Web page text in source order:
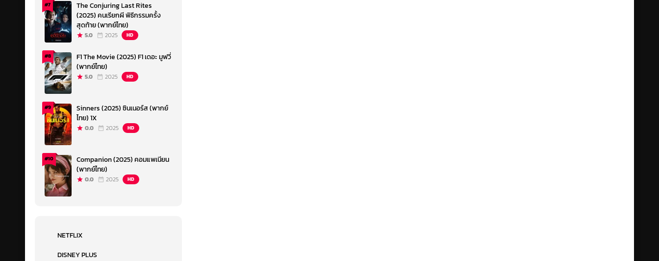
#7
The Conjuring Last Rites
(2025) คนเรียกผี พิธีกรรมครั้ง
สุดท้าย (พากย์ไทย)
5.0 2025 HD
#8
F1 The Movie (2025) F1 เดอะ มูฟวี่
(พากย์ไทย)
5.0 2025 HD
#9
Sinners (2025) ซินเนอร์ส (พากย์
ไทย) 1X
0.0 2025 HD
#10
Companion (2025) คอมแพเนียน
(พากย์ไทย)
0.0 2025 HD
NETFLIX
DISNEY PLUS